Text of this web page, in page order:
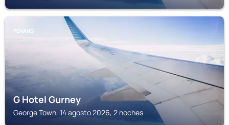
PENANG
G Hotel Gurney
George Town, 14 agosto 2026, 2 noches